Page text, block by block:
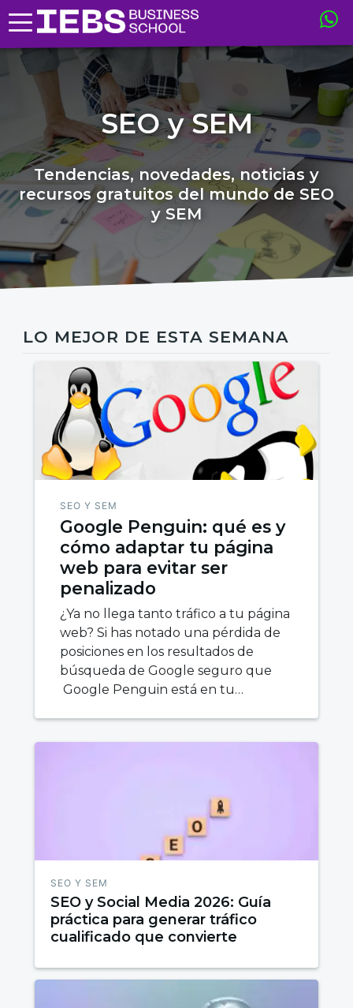
SEO y SEM
Tendencias, novedades, noticias y
recursos gratuitos del mundo de SEO
y SEM
LO MEJOR DE ESTA SEMANA
SEO Y SEM
Google Penguin: qué es y
cómo adaptar tu página
web para evitar ser
penalizado
¿Ya no llega tanto tráfico a tu página
web? Si has notado una pérdida de
posiciones en los resultados de
búsqueda de Google seguro que
Google Penguin está en tu…
SEO Y SEM
SEO y Social Media 2026: Guía
práctica para generar tráfico
cualificado que convierte